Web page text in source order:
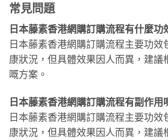
常見問題
日本藤素香港網購訂購流程有什麼功
日本藤素香港網購訂購流程主要功效
康狀況，但具體效果因人而異，建議
嘅方案。
日本藤素香港網購訂購流程有副作用
日本藤素香港網購訂購流程主要功效
康狀況，但具體效果因人而異，建議